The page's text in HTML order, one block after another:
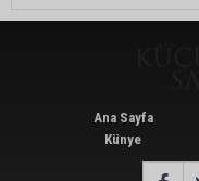
Ana Sayfa
Künye